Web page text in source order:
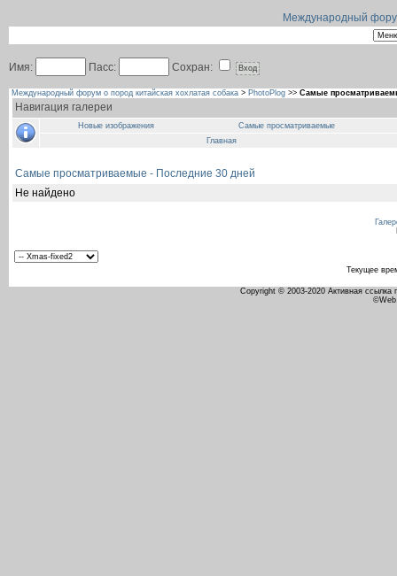
Международный
Имя: Пасс: Сохран:
Международный форум о пород китайская хохлатая собака > PhotoPlog >> Самые
Навигация галереи
Новые изображения
Самые просматриваемые
Главная
Самые просматриваемые - Последние 30 дней
Не найдено
Текущее
Copyright © 2003-2020 Активная ссылка